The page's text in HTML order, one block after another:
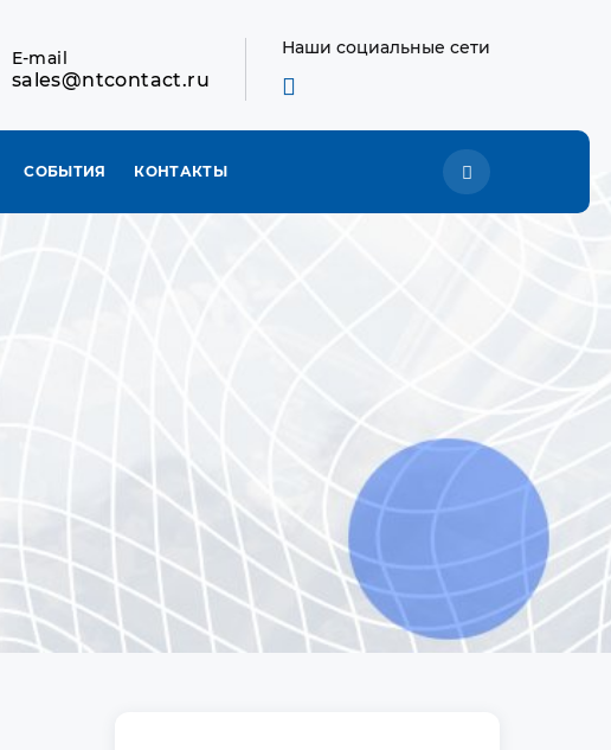
E-mail
sales@ntcontact.ru
Наши социальные сети
СОБЫТИЯ КОНТАКТЫ